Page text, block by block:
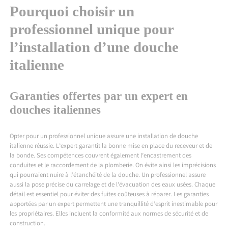
Pourquoi choisir un
professionnel unique pour
l’installation d’une douche
italienne
Garanties offertes par un expert en
douches italiennes
Opter pour un professionnel unique assure une installation de douche
italienne réussie. L’expert garantit la bonne mise en place du receveur et de
la bonde. Ses compétences couvrent également l’encastrement des
conduites et le raccordement de la plomberie. On évite ainsi les imprécisions
qui pourraient nuire à l’étanchéité de la douche. Un professionnel assure
aussi la pose précise du carrelage et de l’évacuation des eaux usées. Chaque
détail est essentiel pour éviter des fuites coûteuses à réparer. Les garanties
apportées par un expert permettent une tranquillité d’esprit inestimable pour
les propriétaires. Elles incluent la conformité aux normes de sécurité et de
construction.